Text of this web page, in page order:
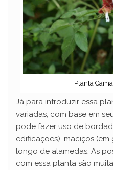
Planta
Já para introduzir essa
variadas, com base em
pode fazer uso de
edificações), maciços
longo de alamedas. As
com essa planta são